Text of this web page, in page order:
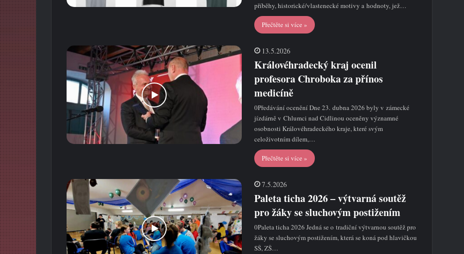
příběhy, historické/vlastenecké motivy a hodnoty, jež…
Přečtěte si více »
13.5.2026
Královéhradecký kraj ocenil
profesora Chroboka za přínos
medicíně
0Předávání ocenění Dne 23. dubna 2026 byly v zámecké
jízdárně v Chlumci nad Cidlinou oceněny významné
osobnosti Královéhradeckého kraje, které svým
celoživotním dílem,…
Přečtěte si více »
7.5.2026
Paleta ticha 2026 – výtvarná soutěž
pro žáky se sluchovým postižením
0Paleta ticha 2026 Jedná se o tradiční výtvarnou soutěž pro
žáky se sluchovým postižením, která se koná pod hlavičkou
SŠ, ZŠ…